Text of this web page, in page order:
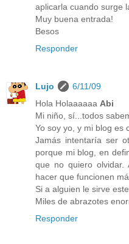
aplicarla cuando surge
Muy buena entrada!
Besos
Responder
Lujo
6/11/09
Hola Holaaaaaa Abi
Mi niño, sí...todos
Yo soy yo, y mi blog es
Jamás intentaría ser
porque mi blog, en
que no quiero olvidar.
hacer que funcionen
Si a alguien le sirve
Miles de abrazotes
Responder